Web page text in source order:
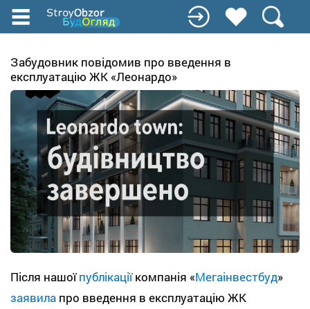
Перейти
до
вмісту
Забудовник повідомив про введення в
експлуатацію ЖК «Леонардо»
Після нашоїпублікаціїкомпанія «Мегаінвестбуд»
заявила про введення в експлуатацію ЖК